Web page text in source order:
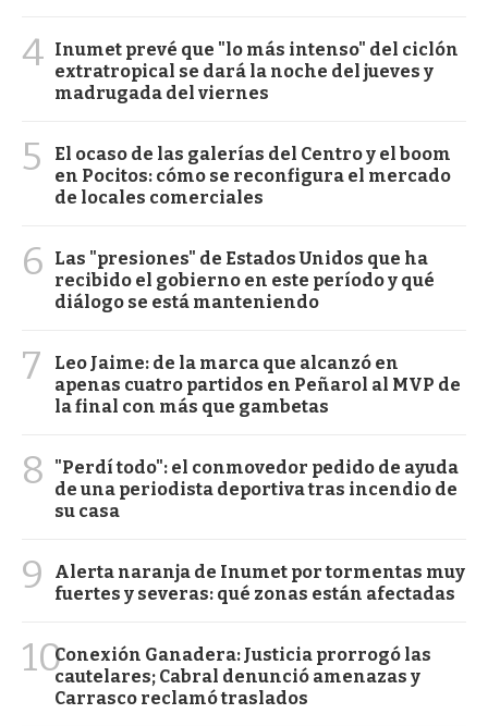
4 Inumet prevé que "lo más intenso" del ciclón
extratropical se dará la noche del jueves y
madrugada del viernes
5
El ocaso de las galerías del Centro y el boom
en Pocitos: cómo se reconfigura el mercado
de locales comerciales
6
Las "presiones" de Estados Unidos que ha
recibido el gobierno en este período y qué
diálogo se está manteniendo
7
Leo Jaime: de la marca que alcanzó en
apenas cuatro partidos en Peñarol al MVP de
la final con más que gambetas
8
"Perdí todo": el conmovedor pedido de ayuda
de una periodista deportiva tras incendio de
su casa
9
Alerta naranja de Inumet por tormentas muy
fuertes y severas: qué zonas están afectadas
10Conexión Ganadera: Justicia prorrogó las
cautelares; Cabral denunció amenazas y
Carrasco reclamó traslados